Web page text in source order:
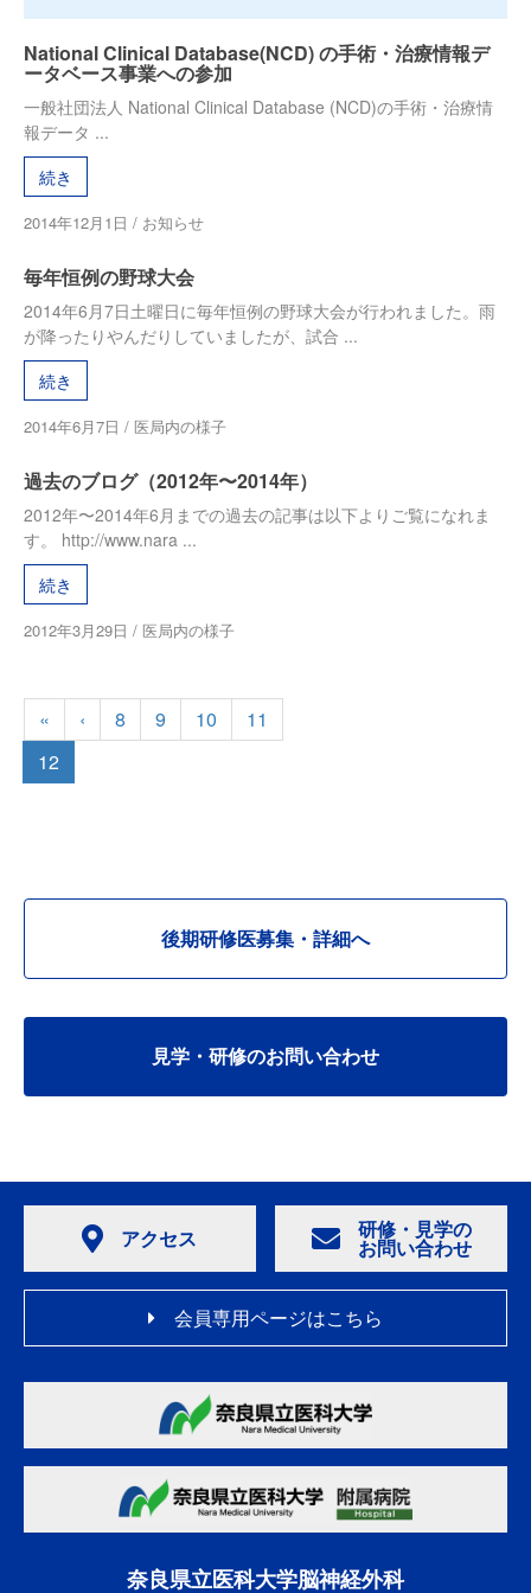
National Clinical Database(NCD) の手術・治療情報デ
ータベース事業への参加
一般社団法人 National Clinical Database (NCD)の手術・治療情
報データ ...
続き
2014年12月1日 / お知らせ
毎年恒例の野球大会
2014年6月7日土曜日に毎年恒例の野球大会が行われました。雨
が降ったりやんだりしていましたが、試合 ...
続き
2014年6月7日 / 医局内の様子
過去のブログ（2012年〜2014年）
2012年〜2014年6月までの過去の記事は以下よりご覧になれま
す。 http://www.nara ...
続き
2012年3月29日 / 医局内の様子
« ‹ 8 9 10
11
12
後期研修医募集・詳細へ
見学・研修のお問い合わせ
アクセス 研修・見学の
お問い合わせ
会員専用ページはこちら
奈良県立医科大学脳神経外科